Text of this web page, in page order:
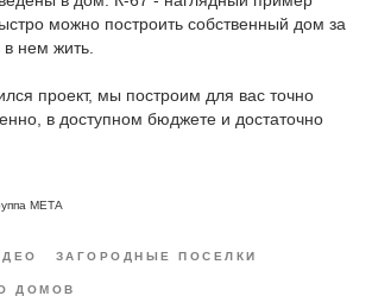
можно построить собственный дом за
нем жить.
проект, мы построим для вас точно
в доступном бюджете и достаточно
МЕТА
ЗАГОРОДНЫЕ ПОСЕЛКИ
ДОМОВ